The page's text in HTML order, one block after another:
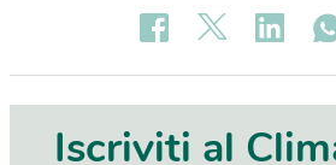
Iscriviti al